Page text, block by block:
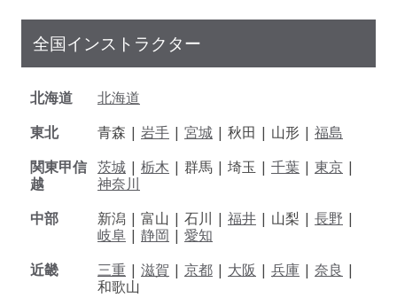
全国インストラクター
北海道
北海道
東北
青森 | 岩手 | 宮城 | 秋田 | 山形 | 福島
関東甲信
越
茨城 | 栃木 | 群馬 | 埼玉 | 千葉 | 東京 |
神奈川
中部
新潟 | 富山 | 石川 | 福井 | 山梨 | 長野 |
岐阜 | 静岡 | 愛知
近畿
三重 | 滋賀 | 京都 | 大阪 | 兵庫 | 奈良 |
和歌山